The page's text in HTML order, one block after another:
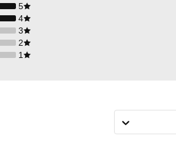
5
4
3
2
1